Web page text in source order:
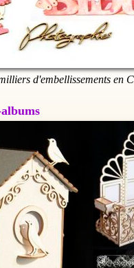
d'embellissements en